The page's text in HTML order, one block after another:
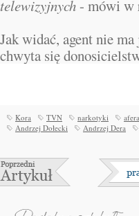
telewizyjnych- mówi w
Jak widać, agent nie ma
chwyta się
Kora TVN narkotyki afera
Andrzej Dołecki
Andrzej Dera